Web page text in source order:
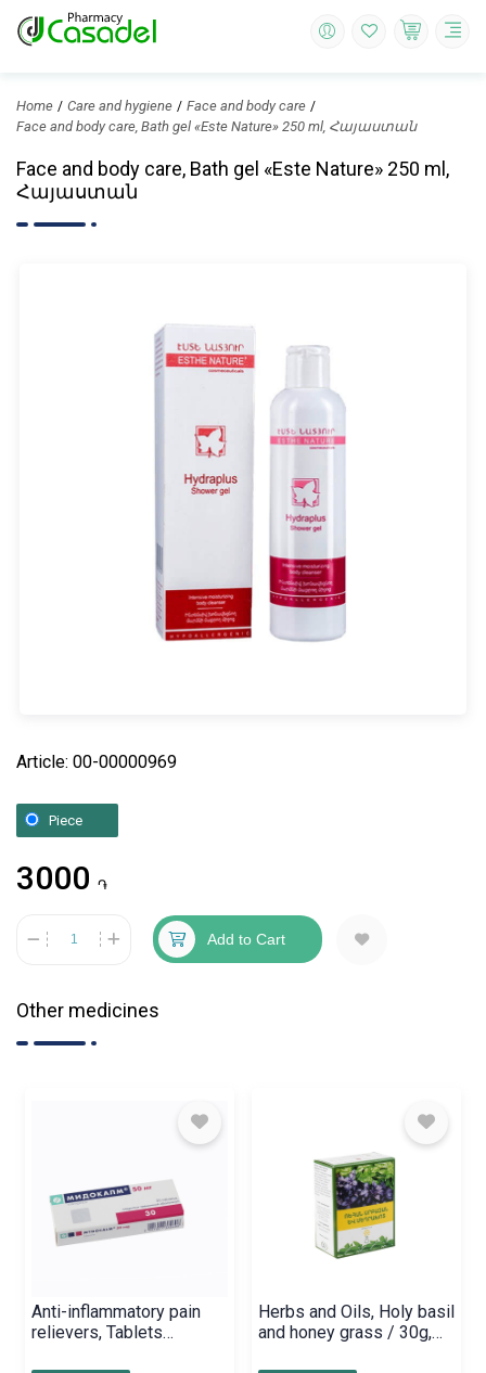
Home Care and hygiene
Face and body care
Face and body care, Bath gel «Este Nature» 250 ml, Հայաստան
Face and body care, Bath gel «Este Nature» 250 ml,
Հայաստան
Article: 00-00000969
Piece
3000 ֏
Add to Cart
Other medicines
Anti-inflammatory pain
relievers, Tablets
Herbs and Oils, Holy basil
and honey grass / 30g,